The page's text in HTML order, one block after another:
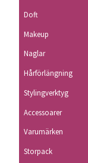
Doft
Makeup
Naglar
Hårförlängning
Stylingverktyg
Accessoarer
Varumärken
Storpack